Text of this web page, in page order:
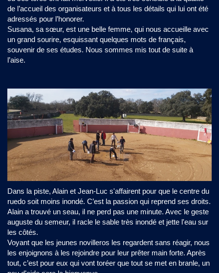
de l’accueil des organisateurs et à tous les détails qui lui ont été
adressés pour l’honorer.
Susana, sa sœur, est une belle femme, qui nous accueille avec
un grand sourire, esquissant quelques mots de français,
souvenir de ses études. Nous sommes mis tout de suite à
l’aise.
Dans la piste, Alain et Jean-Luc s'affairent pour que le centre du
ruedo soit moins inondé. C’est la passion qui reprend ses droits.
Alain a trouvé un seau, il ne perd pas une minute. Avec le geste
auguste du semeur, il racle le sable très inondé et jette l'eau sur
les côtés.
Voyant que les jeunes novilleros les regardent sans réagir, nous
les enjoignons à les rejoindre pour leur prêter main forte. Après
tout, c’est pour eux qui vont toréer que tout se met en branle, un